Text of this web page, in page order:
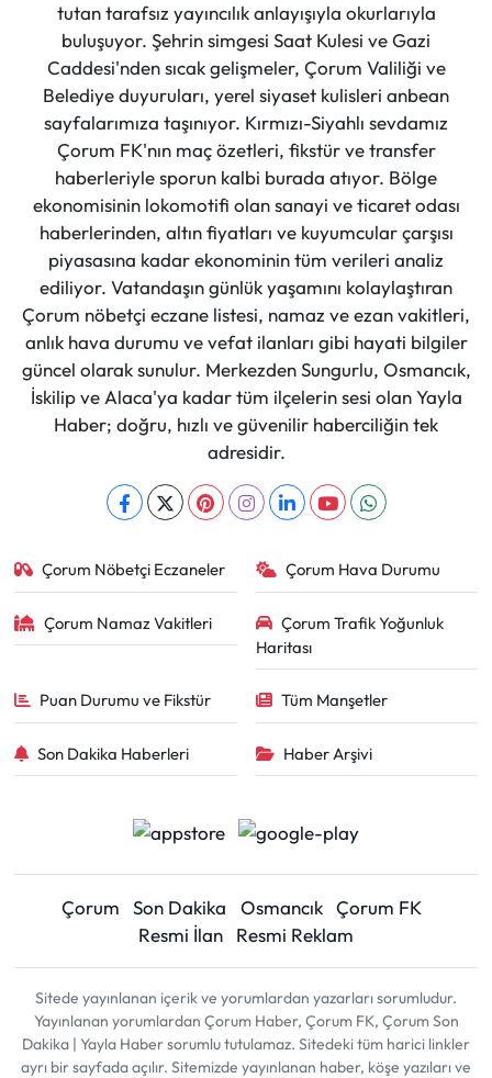
tutan tarafsız yayıncılık anlayışıyla okurlarıyla
buluşuyor. Şehrin simgesi Saat Kulesi ve Gazi
Caddesi'nden sıcak gelişmeler, Çorum Valiliği ve
Belediye duyuruları, yerel siyaset kulisleri anbean
sayfalarımıza taşınıyor. Kırmızı-Siyahlı sevdamız
Çorum FK'nın maç özetleri, fikstür ve transfer
haberleriyle sporun kalbi burada atıyor. Bölge
ekonomisinin lokomotifi olan sanayi ve ticaret odası
haberlerinden, altın fiyatları ve kuyumcular çarşısı
piyasasına kadar ekonominin tüm verileri analiz
ediliyor. Vatandaşın günlük yaşamını kolaylaştıran
Çorum nöbetçi eczane listesi, namaz ve ezan vakitleri,
anlık hava durumu ve vefat ilanları gibi hayati bilgiler
güncel olarak sunulur. Merkezden Sungurlu, Osmancık,
İskilip ve Alaca'ya kadar tüm ilçelerin sesi olan Yayla
Haber; doğru, hızlı ve güvenilir haberciliğin tek
adresidir.
Çorum Nöbetçi Eczaneler Çorum Hava Durumu
Çorum Namaz Vakitleri
Çorum Trafik Yoğunluk
Haritası
Puan Durumu ve Fikstür Tüm Manşetler
Son Dakika Haberleri Haber Arşivi
Çorum Son Dakika Osmancık Çorum FK
Resmi İlan
Resmi Reklam
Sitede yayınlanan içerik ve yorumlardan yazarları sorumludur.
Yayınlanan yorumlardan Çorum Haber, Çorum FK, Çorum Son
Dakika | Yayla Haber sorumlu tutulamaz. Sitedeki tüm harici linkler
ayrı bir sayfada açılır. Sitemizde yayınlanan haber, köşe yazıları ve